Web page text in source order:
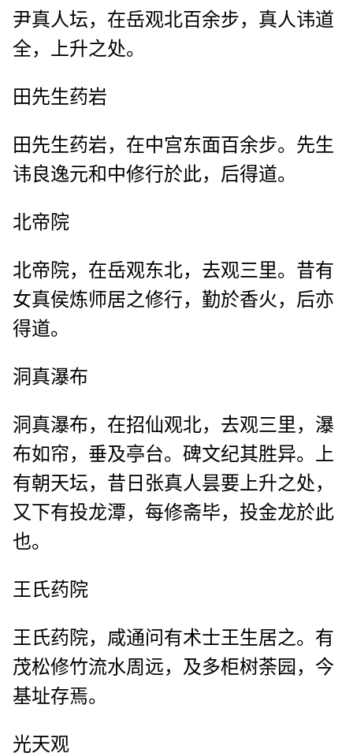
尹真人坛，在岳观北百余步，真人讳道
全，上升之处。
田先生药岩
田先生药岩，在中宫东面百余步。先生
讳良逸元和中修行於此，后得道。
北帝院
北帝院，在岳观东北，去观三里。昔有
女真侯炼师居之修行，勤於香火，后亦
得道。
洞真瀑布
洞真瀑布，在招仙观北，去观三里，瀑
布如帘，垂及亭台。碑文纪其胜异。上
有朝天坛，昔日张真人昙要上升之处，
又下有投龙潭，每修斋毕，投金龙於此
也。
王氏药院
王氏药院，咸通问有术士王生居之。有
茂松修竹流水周远，及多柜树荼园，今
基址存焉。
光天观